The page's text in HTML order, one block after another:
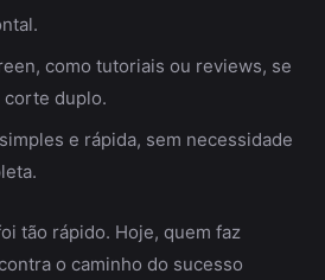
como tutoriais ou reviews, se
corte duplo.
e rápida, sem necessidade
tão rápido. Hoje, quem faz
o caminho do sucesso